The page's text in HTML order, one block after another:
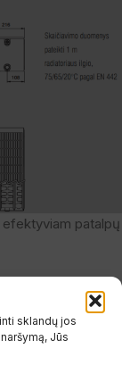
sklandų jos
Jūs
patalpų
specialaus
turi šonines ir
žingsnis –